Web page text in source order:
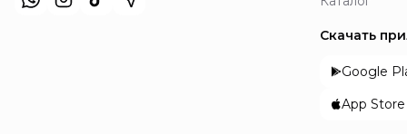
Скачать
Google
App Store